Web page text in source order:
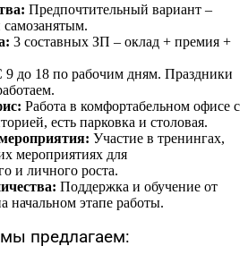
Предпочтительный вариант –
3 составных ЗП – оклад + премия +
9 до 18 по рабочим дням. Праздники
Работа в комфортабельном офисе с
есть парковка и столовая.
Участие в тренингах,
мероприятиях для
и личного роста.
Поддержка и обучение от
начальном этапе работы.
предлагаем: